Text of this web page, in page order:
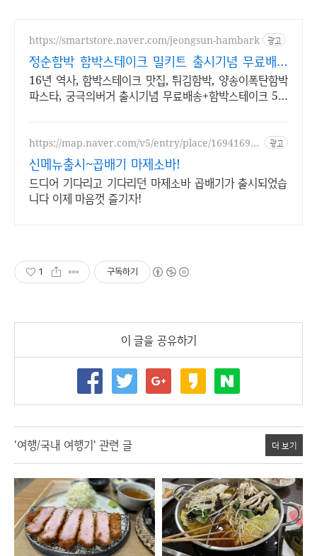
https://smartstore.naver.com/jeongsun-hambark 광고
정순함박 함박스테이크 밀키트 출시기념 무료배송
이벤트!
16년 역사, 함박스테이크 맛집, 튀김함박, 양송이폭탄함박
파스타, 궁극의버거 출시기념 무료배송+함박스테이크 5개
https://map.naver.com/v5/entry/place/169416910
광고
신메뉴출시~곱배기 마제소바!
드디어 기다리고 기다리던 마제소바 곱배기가 출시되었습
니다 이제 마음껏 즐기자!
1 구독하기
이 글을 공유하기
'여행/국내 여행기' 관련 글 더 보기